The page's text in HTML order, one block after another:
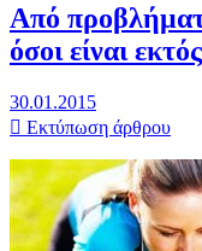
Από
όσοι είναι
30.01.2015
Εκτύπωση άρθρου